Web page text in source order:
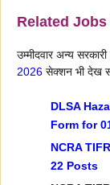
Related
उम्मीदवार अन्य
2026 सेक्शन भी देख
DLSA
Form for
NCRA
22 Posts